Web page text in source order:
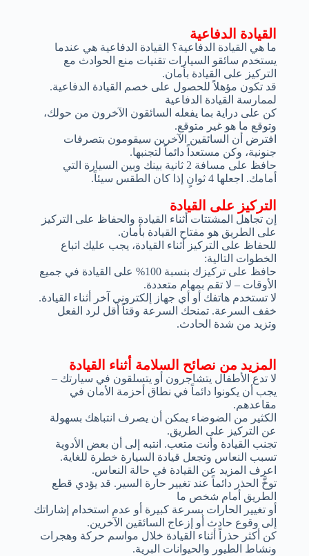
التركيز على القيادة
إن تجاهل المشتتات أثناء القيادة والحفاظ على التركيز
على الطريق هو مفتاح القيادة بأمان.
للحفاظ على التركيز أثناء القيادة، يجب عليك اتباع
الخطوات التالية:
حافظ على تركيزك بنسبة 100% على القيادة في جميع
الأوقات – لا تقم بمهام متعددة.
لا تستخدم هاتفك أو أي جهاز إلكتروني آخر أثناء القيادة.
خفف السرعة. تمنحك السرعة وقتاً أقل لرد الفعل
وتزيد من شدة الحادث.
القيادة الدفاعية
ما هي القيادة الدفاعية؟ القيادة الدفاعية هي عندما
يستخدم سائقو السيارات تقنيات منع الحوادث مع
التركيز على القيادة بأمان.
قد تكون مؤهلاً للحصول على خصم القيادة الدفاعية.
لممارسة القيادة الدفاعية
كن على دراية بما يفعله السائقون الآخرون من حولك،
وتوقع ما هو غير متوقع.
افترض أن السائقين الآخرين سيقومون بتصرفات
جنونية، وكن مستعداً دائماً لتجنبها.
حافظ على مسافة 2 ثانية بينك وبين السيارة التي
أمامك. اجعلها 4 ثوانٍ إذا كان الطقس سيئاً.
المزيد من نصائح السلامة أثناء القيادة
لا تدع الأطفال يتشاجرون أو يتسلقون في سيارتك –
يجب أن يكونوا دائماً في نطاق أحزمة الأمان في
مقاعدهم.
الكثير من الضوضاء يمكن أن يصرف انتباهك بسهولة
عن التركيز على الطريق.
تجنب القيادة وأنت متعب. انتبه إلى أن بعض الأدوية
تسبب النعاس وتجعل قيادة السيارة خطرة للغاية.
اعرف المزيد عن القيادة في حالة النعاس.
توخَّ الحذر دائماً عند تغيير حارة السير. قد يؤدي قطع
الطريق أمام شخص ما
أو تغيير الحارات بسرعة كبيرة أو عدم استخدام إشاراتك
إلى وقوع حادث أو إزعاج السائقين الآخرين.
كن أكثر حذراً أثناء القيادة خلال مواسم حركة وهجرات
ونشاط الطيور والحيوانات البرية.